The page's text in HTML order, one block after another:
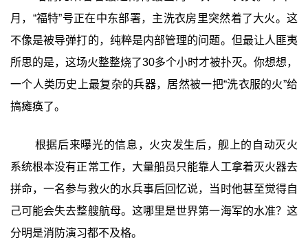
月，“福特”号正在中东部署，主洗衣房里突然着了大火。这
不像是被导弹打的，纯粹是内部管理的问题。但最让人匪夷
所思的是，这场火整整烧了30多个小时才被扑灭。你想想，
一个人类历史上最复杂的兵器，居然被一把“洗衣服的火”给
搞瘫痪了。
根据后来曝光的信息，火灾发生后，舰上的自动灭火
系统根本没有正常工作，大量船员只能靠人工拿着灭火器去
拼命，一名参与救火的水兵事后回忆说，当时他甚至觉得自
己可能会失去整艘航母。这哪里是世界第一海军的水准？这
分明是消防演习都不及格。